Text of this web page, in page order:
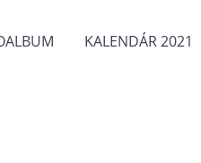
KALENDÁR 2021